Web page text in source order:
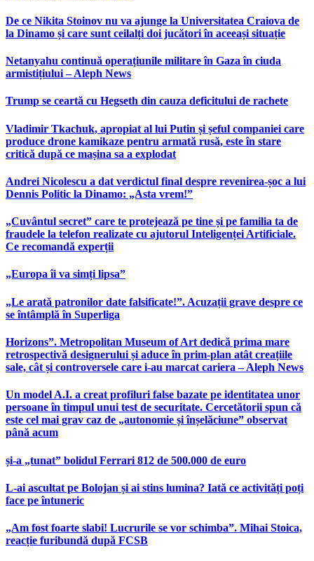
De ce Nikita Stoinov nu va ajunge la Universitatea Craiova de
la Dinamo și care sunt ceilalți doi jucători în aceeași situație
Netanyahu continuă operațiunile militare în Gaza în ciuda
armistițiului – Aleph News
Trump se ceartă cu Hegseth din cauza deficitului de rachete
Vladimir Tkachuk, apropiat al lui Putin și șeful companiei care
produce drone kamikaze pentru armată rusă, este în stare
critică după ce mașina sa a explodat
Andrei Nicolescu a dat verdictul final despre revenirea-șoc a lui
Dennis Politic la Dinamo: „Asta vrem!”
„Cuvântul secret” care te protejează pe tine și pe familia ta de
fraudele la telefon realizate cu ajutorul Inteligenței Artificiale.
Ce recomandă experții
„Europa îi va simți lipsa”
„Le arată patronilor date falsificate!”. Acuzații grave despre ce
se întâmplă în Superliga
Horizons”. Metropolitan Museum of Art dedică prima mare
retrospectivă designerului și aduce în prim-plan atât creațiile
sale, cât și controversele care i-au marcat cariera – Aleph News
Un model A.I. a creat profiluri false bazate pe identitatea unor
persoane în timpul unui test de securitate. Cercetătorii spun că
este cel mai grav caz de „autonomie și înșelăciune” observat
până acum
și-a „tunat” bolidul Ferrari 812 de 500.000 de euro
L-ai ascultat pe Bolojan și ai stins lumina? Iată ce activități poți
face pe întuneric
„Am fost foarte slabi! Lucrurile se vor schimba”. Mihai Stoica,
reacție furibundă după FCSB